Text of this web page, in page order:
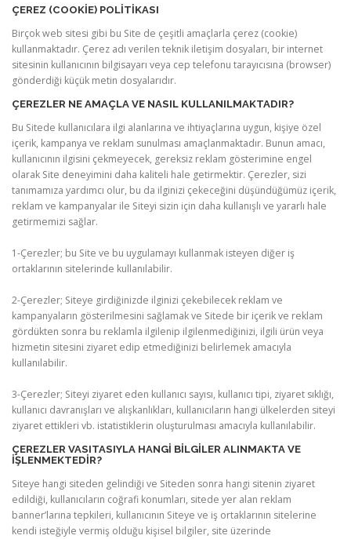
ÇEREZ (COOKIE) POLITIKASI
Birçok web sitesi gibi bu Site de çeşitli amaçlarla çerez (cookie)
kullanmaktadır. Çerez adı verilen teknik iletişim dosyaları, bir internet
sitesinin kullanıcının bilgisayarı veya cep telefonu tarayıcısına (browser)
gönderdiği küçük metin dosyalarıdır.
ÇEREZLER NE AMAÇLA VE NASIL KULLANILMAKTADIR?
Bu Sitede kullanıcılara ilgi alanlarına ve ihtiyaçlarına uygun, kişiye özel
içerik, kampanya ve reklam sunulması amaçlanmaktadır. Bunun amacı,
kullanıcının ilgisini çekmeyecek, gereksiz reklam gösterimine engel
olarak Site deneyimini daha kaliteli hale getirmektir. Çerezler, sizi
tanımamıza yardımcı olur, bu da ilginizi çekeceğini düşündüğümüz içerik,
reklam ve kampanyalar ile Siteyi sizin için daha kullanışlı ve yararlı hale
getirmemizi sağlar.
1-Çerezler; bu Site ve bu uygulamayı kullanmak isteyen diğer iş
ortaklarının sitelerinde kullanılabilir.
2-Çerezler; Siteye girdiğinizde ilginizi çekebilecek reklam ve
kampanyaların gösterilmesini sağlamak ve Sitede bir içerik ve reklam
gördükten sonra bu reklamla ilgilenip ilgilenmediğinizi, ilgili ürün veya
hizmetin sitesini ziyaret edip etmediğinizi belirlemek amacıyla
kullanılabilir.
3-Çerezler; Siteyi ziyaret eden kullanıcı sayısı, kullanıcı tipi, ziyaret sıklığı,
kullanıcı davranışları ve alışkanlıkları, kullanıcıların hangi ülkelerden siteyi
ziyaret ettikleri vb. istatistiklerin oluşturulması amacıyla kullanılabilir.
ÇEREZLER VASITASIYLA HANGI BILGILER ALINMAKTA VE
IŞLENMEKTEDIR?
Siteye hangi siteden gelindiği ve Siteden sonra hangi sitenin ziyaret
edildiği, kullanıcıların coğrafi konumları, sitede yer alan reklam
banner’larına tepkileri, kullanıcının Siteye ve iş ortaklarının sitelerine
kendi isteğiyle vermiş olduğu kişisel bilgiler, site üzerinde